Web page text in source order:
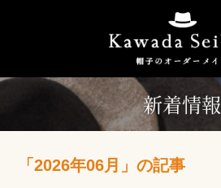
新着情報
「2026年06月」の記事